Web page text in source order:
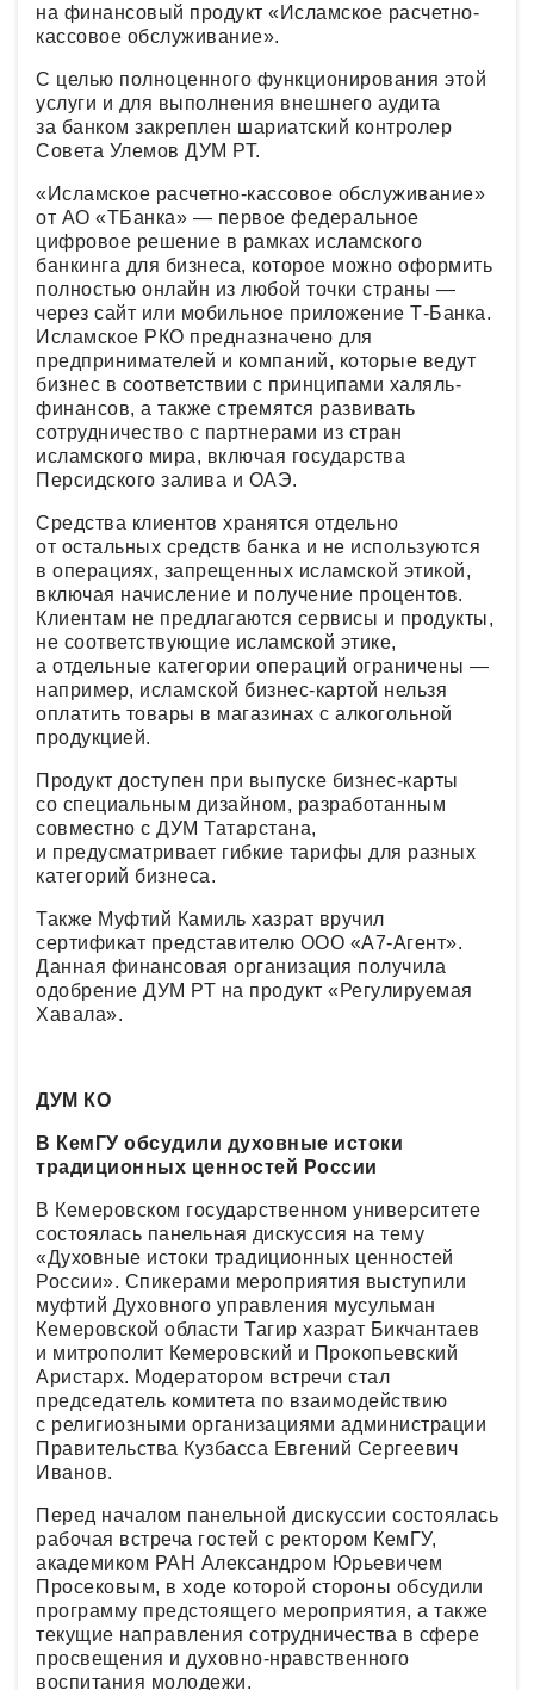
на финансовый продукт «Исламское расчетно-
кассовое обслуживание».
С целью полноценного функционирования этой
услуги и для выполнения внешнего аудита
за банком закреплен шариатский контролер
Совета Улемов ДУМ РТ.
«Исламское расчетно-кассовое обслуживание»
от АО «ТБанка» — первое федеральное
цифровое решение в рамках исламского
банкинга для бизнеса, которое можно оформить
полностью онлайн из любой точки страны —
через сайт или мобильное приложение Т-Банка.
Исламское РКО предназначено для
предпринимателей и компаний, которые ведут
бизнес в соответствии с принципами халяль-
финансов, а также стремятся развивать
сотрудничество с партнерами из стран
исламского мира, включая государства
Персидского залива и ОАЭ.
Средства клиентов хранятся отдельно
от остальных средств банка и не используются
в операциях, запрещенных исламской этикой,
включая начисление и получение процентов.
Клиентам не предлагаются сервисы и продукты,
не соответствующие исламской этике,
а отдельные категории операций ограничены —
например, исламской бизнес-картой нельзя
оплатить товары в магазинах с алкогольной
продукцией.
Продукт доступен при выпуске бизнес-карты
со специальным дизайном, разработанным
совместно с ДУМ Татарстана,
и предусматривает гибкие тарифы для разных
категорий бизнеса.
Также Муфтий Камиль хазрат вручил
сертификат представителю ООО «А7-Агент».
Данная финансовая организация получила
одобрение ДУМ РТ на продукт «Регулируемая
Хавала».
ДУМ КО
В КемГУ обсудили духовные истоки
традиционных ценностей России
В Кемеровском государственном университете
состоялась панельная дискуссия на тему
«Духовные истоки традиционных ценностей
России». Спикерами мероприятия выступили
муфтий Духовного управления мусульман
Кемеровской области Тагир хазрат Бикчантаев
и митрополит Кемеровский и Прокопьевский
Аристарх. Модератором встречи стал
председатель комитета по взаимодействию
с религиозными организациями администрации
Правительства Кузбасса Евгений Сергеевич
Иванов.
Перед началом панельной дискуссии состоялась
рабочая встреча гостей с ректором КемГУ,
академиком РАН Александром Юрьевичем
Просековым, в ходе которой стороны обсудили
программу предстоящего мероприятия, а также
текущие направления сотрудничества в сфере
просвещения и духовно-нравственного
воспитания молодежи.